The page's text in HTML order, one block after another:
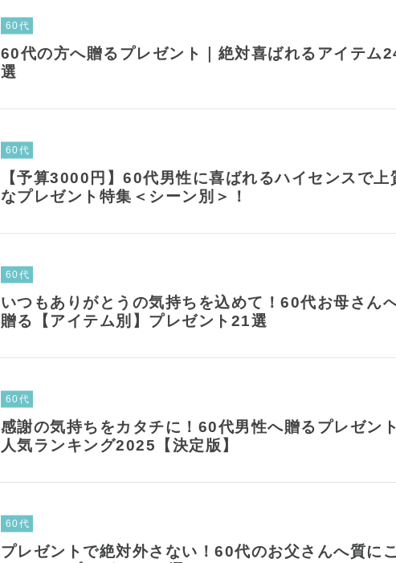
60代
60代の方へ贈るプレゼント｜絶対喜ばれるアイテム
選
60代
【予算3000円】60代男性に喜ばれるハイセンスで上
なプレゼント特集＜シーン別＞！
60代
いつもありがとうの気持ちを込めて！60代お母さん
贈る【アイテム別】プレゼント21選
60代
感謝の気持ちをカタチに！60代男性へ贈るプレゼント
人気ランキング2025【決定版】
60代
プレゼントで絶対外さない！60代のお父さんへ質にこ